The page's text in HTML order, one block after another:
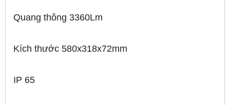
Quang thông 3360Lm
Kích thước 580x318x72mm
IP 65